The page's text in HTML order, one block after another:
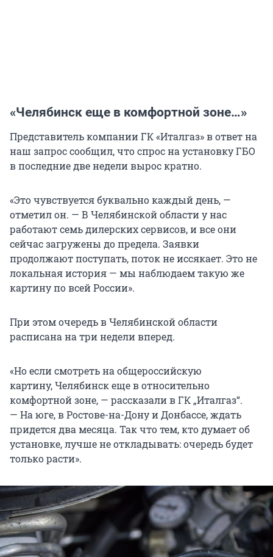
«Челябинск еще в комфортной зоне…»
Представитель компании ГК «Италгаз» в ответ на
наш запрос сообщил, что спрос на установку ГБО
в последние две недели вырос кратно.
«Это чувствуется буквально каждый день, —
отметил он. — В Челябинской области у нас
работают семь дилерских сервисов, и все они
сейчас загружены до предела. Заявки
продолжают поступать, поток не иссякает. Это не
локальная история — мы наблюдаем такую же
картину по всей России».
При этом очередь в Челябинской области
расписана на три недели вперед.
«Но если смотреть на общероссийскую
картину, Челябинск еще в относительно
комфортной зоне, — рассказали в ГК „Италгаз“.
— На юге, в Ростове-на-Дону и Донбассе, ждать
придется два месяца. Так что тем, кто думает об
установке, лучше не откладывать: очередь будет
только расти».